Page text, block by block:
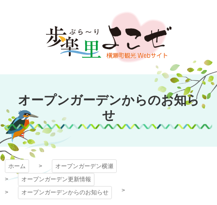
文
キ
プ
オープンガーデン
横瀬
オープンガーデンからのお知ら
せ
ホーム
オープンガーデン横瀬
オープンガーデン更新情報
オープンガーデンからのお知らせ